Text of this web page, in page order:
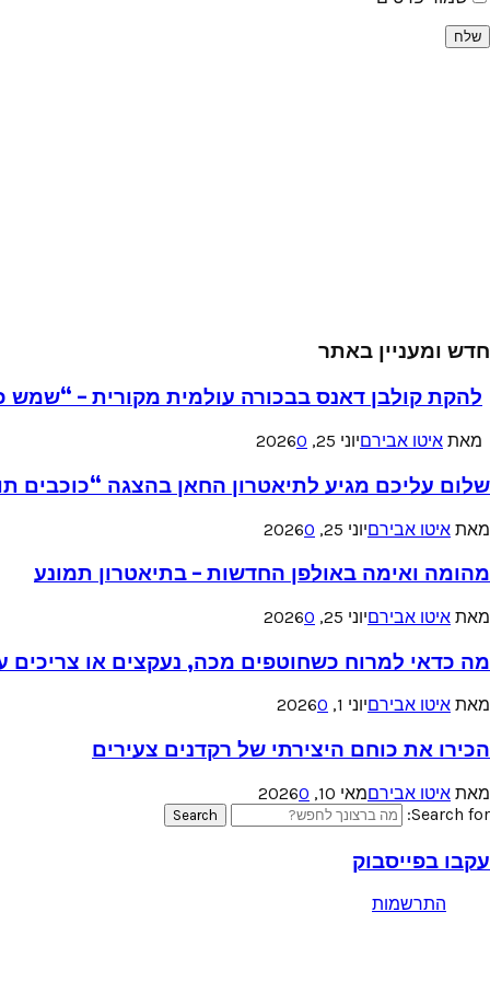
חדש ומעניין באתר
להקת קולבן דאנס בבכורה עולמית מקורית – “שמש
מאת איטו אבירםיוני 25, 2026 0
שלום עליכם מגיע לתיאטרון החאן בהצגה “כוכבים
מאת איטו אבירםיוני 25, 2026 0
מהומה ואימה באולפן החדשות – בתיאטרון תמונע
מאת איטו אבירםיוני 25, 2026 0
מה כדאי למרוח כשחוטפים מכה, נעקצים או צריכים
מאת איטו אבירםיוני 1, 2026 0
הכירו את כוחם היצירתי של רקדנים צעירים
מאת איטו אבירםמאי 10, 2026
0
Search for:
Search
עקבו בפייסבוק
התרשמות